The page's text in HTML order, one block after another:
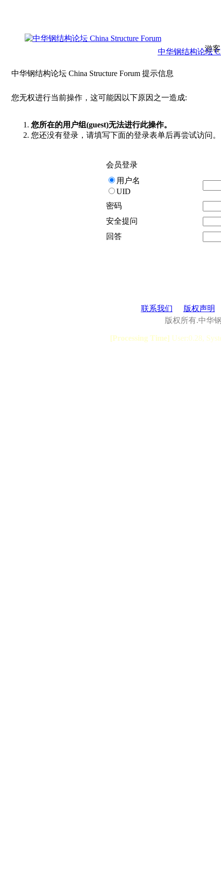
游
中华钢结构论坛
中华钢结构论坛 China Structure Forum 提示信息
您无权进行当前操作，这可能因以下原因之一造成:
您所在的用户组(guest)无法进行此操作。
您还没有登录，请填写下面的登录表单后再尝试访问。
会员登录
用户名
UID
密码
安全提问
回答
联系我们
版权声明
版权所有.中华
[Processing Time] User:0.28,